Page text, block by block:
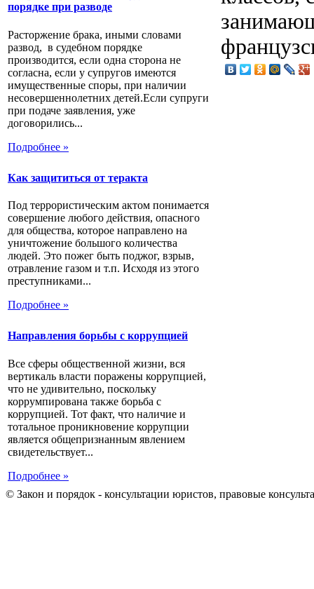
порядке при разводе
Расторжение брака, иными словами
развод, в судебном порядке
производится, если одна сторона не
согласна, если у супругов имеются
имущественные споры, при наличии
несовершеннолетних детей.Если супруги
при подаче заявления, уже
договорились...
Подробнее »
Как защититься от теракта
Под террористическим актом понимается
совершение любого действия, опасного
для общества, которое направлено на
уничтожение большого количества
людей. Это пожег быть поджог, взрыв,
отравление газом и т.п. Исходя из этого
преступниками...
Подробнее »
Направления борьбы с коррупцией
Все сферы общественной жизни, вся
вертикаль власти поражены коррупцией,
что не удивительно, поскольку
коррумпирована также борьба с
коррупцией. Тот факт, что наличие и
тотальное проникновение коррупции
является общепризнанным явлением
свидетельствует...
Подробнее »
© Закон и порядок - консультации юристов, правовые